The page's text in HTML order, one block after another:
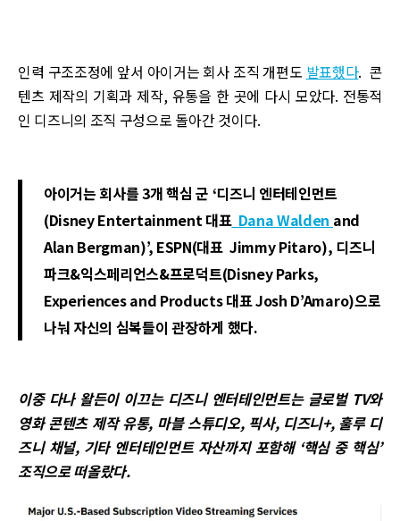
인력 구조조정에 앞서 아이거는 회사 조직 개편도 발표했다. 콘
텐츠 제작의 기획과 제작, 유통을 한 곳에 다시 모았다. 전통적
인 디즈니의 조직 구성으로 돌아간 것이다.
아이거는 회사를 3개 핵심 군 ‘디즈니 엔터테인먼트
(Disney Entertainment 대표Dana Walden and
Alan Bergman)’, ESPN(대표 Jimmy Pitaro), 디즈니
파크&익스페리언스&프로덕트(Disney Parks,
Experiences and Products 대표 Josh D’Amaro)으로
나눠 자신의 심복들이 관장하게 했다.
이중 다나 왈든이 이끄는 디즈니 엔터테인먼트는 글로벌 TV와
영화 콘텐츠 제작 유통, 마블 스튜디오, 픽사, 디즈니+, 훌루 디
즈니 채널, 기타 엔터테인먼트 자산까지 포함해 ‘핵심 중 핵심’
조직으로 떠올랐다.